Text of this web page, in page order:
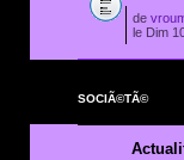
de
le Dim
SOCIÃ©TÃ©